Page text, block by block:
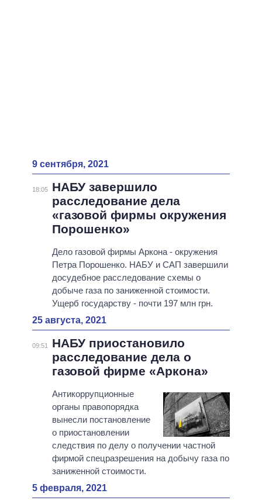
9 сентября, 2021
18:05
НАБУ завершило
расследование дела
«газовой фирмы окружения
Порошенко»
Дело газовой фирмы Аркона - окружения
Петра Порошенко. НАБУ и САП завершили
досудебное расследование схемы о
добыче газа по заниженной стоимости.
Ущерб государству - почти 197 млн грн.
25 августа, 2021
09:51
НАБУ приостановило
расследование дела о
газовой фирме «Аркона»
Антикоррупционные
органы правопорядка
вынесли постановление
о приостановлении
следствия по делу о получении частной
фирмой спецразрешения на добычу газа по
заниженной стоимости.
5 февраля, 2021